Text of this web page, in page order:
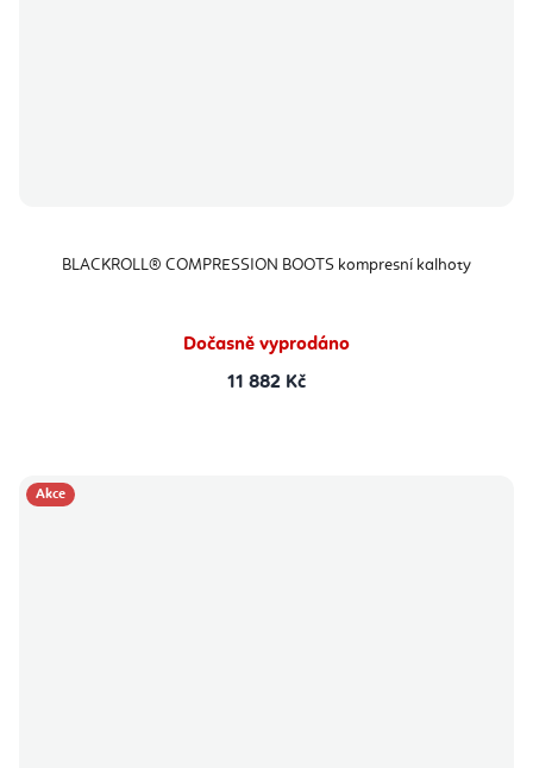
BLACKROLL® COMPRESSION BOOTS kompresní kalhoty
Dočasně vyprodáno
11 882 Kč
Akce